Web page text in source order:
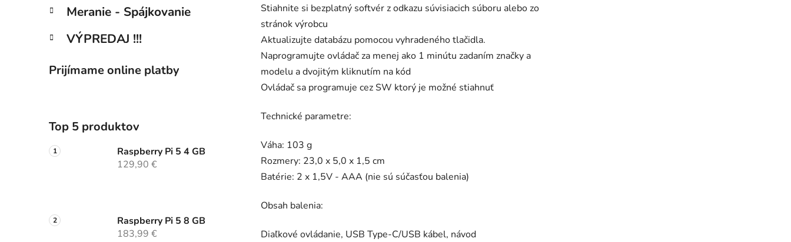
Meranie - Spájkovanie
VÝPREDAJ !!!
Prijímame online platby
Top 5 produktov
Raspberry Pi 5 4 GB
129,90 €
Raspberry Pi 5 8 GB
183,99 €
Stiahnite si bezplatný softvér z odkazu súvisiacich súboru alebo zo
stránok výrobcu
Aktualizujte databázu pomocou vyhradeného tlačidla.
Naprogramujte ovládač za menej ako 1 minútu zadaním značky a
modelu a dvojitým kliknutím na kód
Ovládač sa programuje cez SW ktorý je možné stiahnuť
Technické parametre:
Váha: 103 g
Rozmery: 23,0 x 5,0 x 1,5 cm
Batérie: 2 x 1,5V - AAA (nie sú súčasťou balenia)
Obsah balenia:
Diaľkové ovládanie, USB Type-C/USB kábel, návod